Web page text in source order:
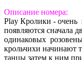
Описание номера:
Play Кролики -
появляются сначала
одинаковых
крольчихи начинают
танцы затем к ним